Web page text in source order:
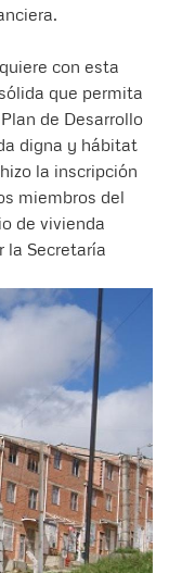
con esta
que permita
de Desarrollo
digna y hábitat
la inscripción
miembros del
de vivienda
la Secretaría